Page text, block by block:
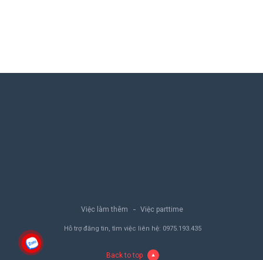
Việc làm thêm Việc parttime
Hỗ trợ đăng tin, tìm việc liên hệ: 0975.193.435
Back to top